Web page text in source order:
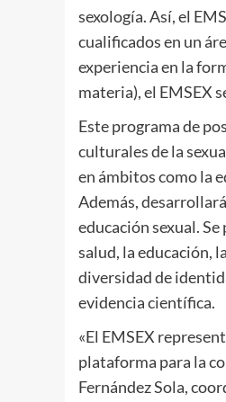
sexología. Así, el
cualificados en un
experiencia en la
materia), el EMSEX
Este programa de
culturales de la
en ámbitos como la
Además,
educación sexual.
salud, la educación,
diversidad de
evidencia científica.
«El EMSEX
plataforma para la
Fernández Sola,